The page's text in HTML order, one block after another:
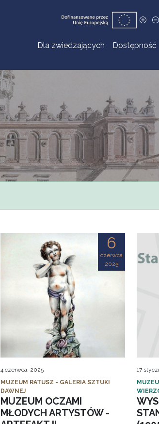
Dla zwiedzających Dostępność
6
czerwca
2025
4 czerwca, 2025
MUZEUM RATUSZ - GALERIA SZTUKI
DAWNEJ
MUZEUM OCZAMI
MŁODYCH ARTYSTÓW -
17